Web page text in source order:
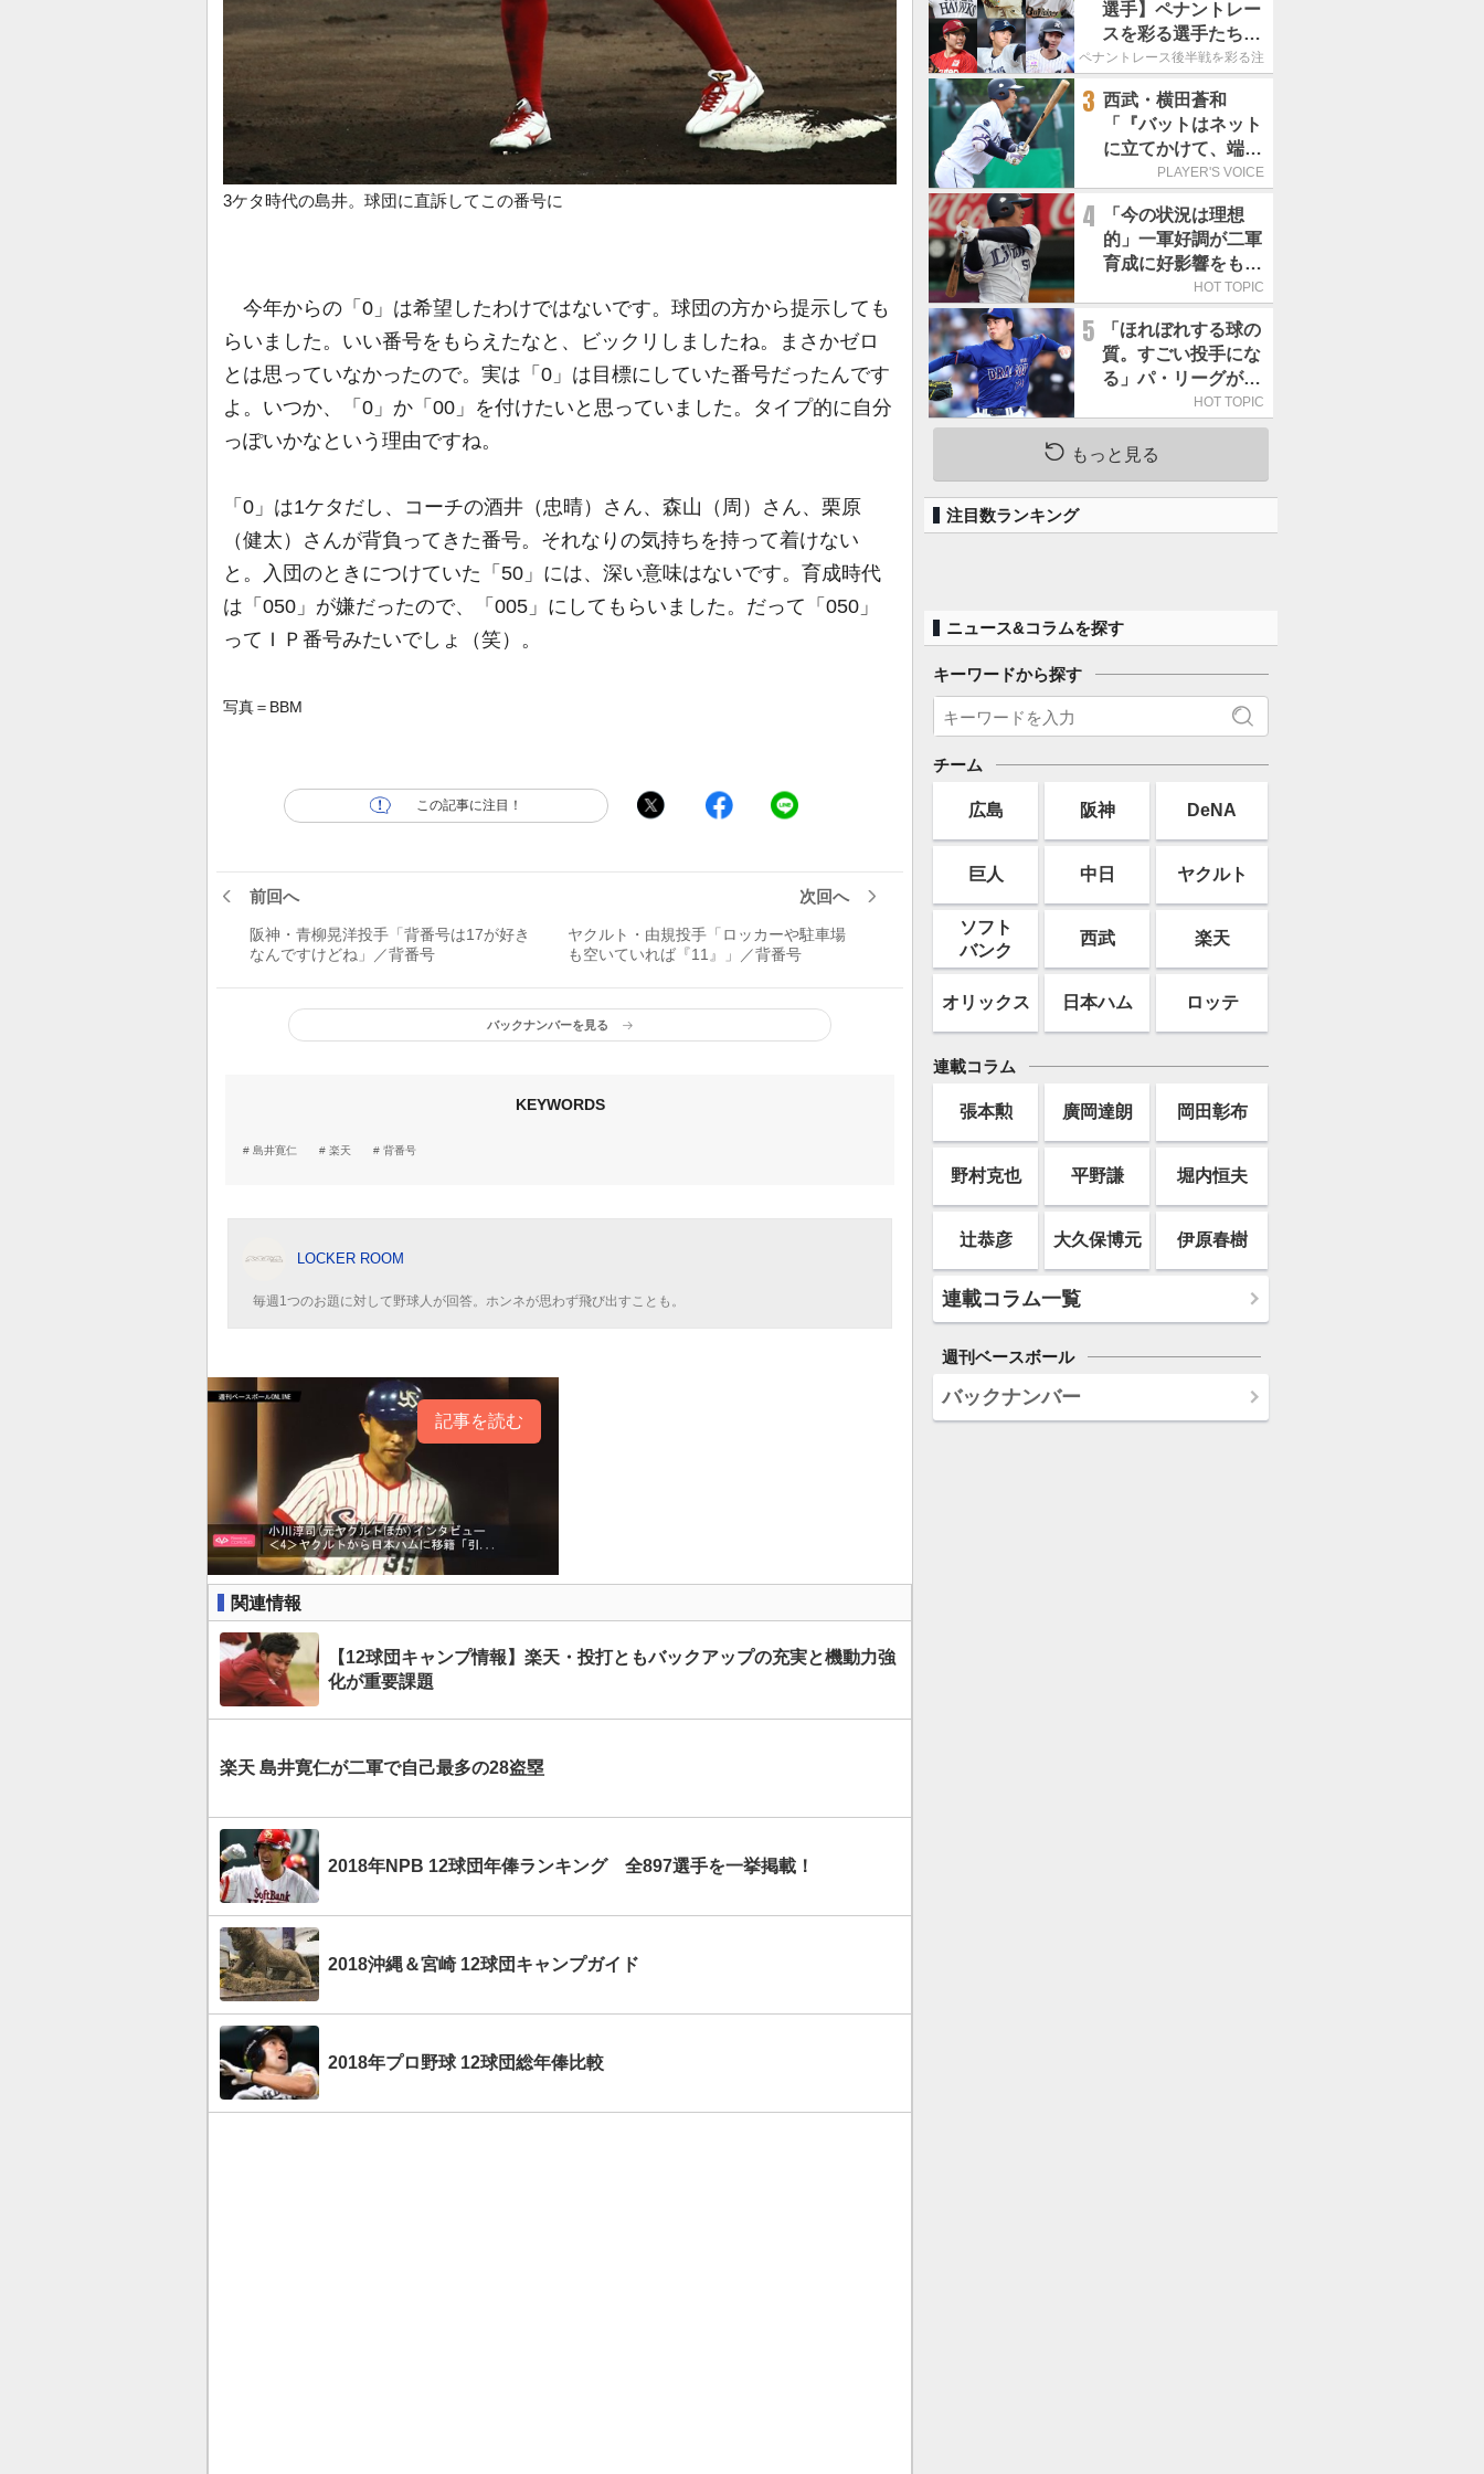
3ケタ時代の島井。球団に直訴してこの番号に
今年からの「0」は希望したわけではないです。球団の方から提示しても
らいました。いい番号をもらえたなと、ビックリしましたね。まさかゼロ
とは思っていなかったので。実は「0」は目標にしていた番号だったんです
よ。いつか、「0」か「00」を付けたいと思っていました。タイプ的に自分
っぽいかなという理由ですね。
「0」は1ケタだし、コーチの酒井（忠晴）さん、森山（周）さん、栗原
（健太）さんが背負ってきた番号。それなりの気持ちを持って着けない
と。入団のときにつけていた「50」には、深い意味はないです。育成時代
は「050」が嫌だったので、「005」にしてもらいました。だって「050」
ってＩＰ番号みたいでしょ（笑）。
写真＝BBM
この記事に注目！
前回へ
阪神・青柳晃洋投手「背番号は17が好き
なんですけどね」／背番号
次回へ
ヤクルト・由規投手「ロッカーや駐車場
も空いていれば『11』」／背番号
バックナンバーを見る
KEYWORDS
島井寛仁 楽天 背番号
LOCKER ROOM
毎週1つのお題に対して野球人が回答。ホンネが思わず飛び出すことも。
記事を読む
関連情報
【12球団キャンプ情報】楽天・投打ともバックアップの充実と機動力強
化が重要課題
楽天 島井寛仁が二軍で自己最多の28盗塁
2018年NPB 12球団年俸ランキング 全897選手を一挙掲載！
2018沖縄＆宮崎 12球団キャンプガイド
2018年プロ野球 12球団総年俸比較
選手】ペナントレー
スを彩る選手たち
ここからが本当の勝
ペナントレース後半戦を彩る注目選手たち
3 西武・横田蒼和
「『バットはネット
に立てかけて、端に
置くんだぞ』と栗山
だきました」／憧れ
の人からの金言
PLAYER'S VOICE
4
「今の状況は理想
的」一軍好調が二軍
育成に好影響をもた
らす西武 象徴は高
HOT TOPIC
5
「ほれぼれする球の
質。すごい投手にな
る」パ・リーグが驚
いた「中日の左腕」
は
HOT TOPIC
もっと見る
注目数ランキング
ニュース&コラムを探す
キーワードから探す
チーム
広島 阪神 DeNA
巨人 中日 ヤクルト
ソフト
バンク
西武 楽天
オリックス 日本ハム ロッテ
連載コラム
張本勲 廣岡達朗 岡田彰布
野村克也 平野謙 堀内恒夫
辻恭彦 大久保博元 伊原春樹
連載コラム一覧
週刊ベースボール
バックナンバー